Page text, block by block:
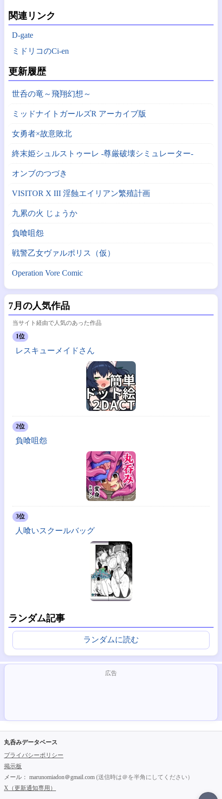
関連リンク
D-gate
ミドリコのCi-en
更新履歴
世呑の竜～飛翔幻想～
ミッドナイトガールズR アーカイブ版
女勇者×故意敗北
終末姫シュルストゥーレ -尊厳破壊シミュレーター-
オンブのつづき
VISITOR X III 淫蝕エイリアン繁殖計画
九累の火 じょうか
負喰咀怨
戦警乙女ヴァルポリス（仮）
Operation Vore Comic
7月の人気作品
当サイト経由で人気のあった作品
1位
レスキューメイドさん
2位
負喰咀怨
3位
人喰いスクールバッグ
ランダム記事
ランダムに読む
広告
丸呑みデータベース
プライバシーポリシー
掲示板
メール： marunomiadon＠gmail.com (送信時は＠を半角にしてください）
X（更新通知専用）